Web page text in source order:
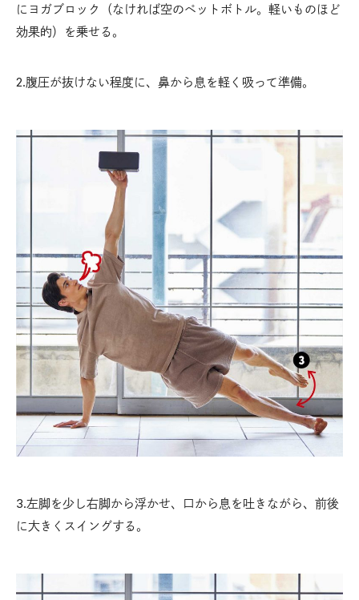
にヨガブロック（なければ空のペットボトル。軽いものほど
効果的）を乗せる。
2.腹圧が抜けない程度に、鼻から息を軽く吸って準備。
3.左脚を少し右脚から浮かせ、口から息を吐きながら、前後
に大きくスイングする。